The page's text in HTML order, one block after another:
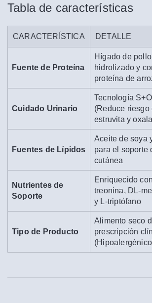
Tabla de características
CARACTERÍSTICA DETALLE
Fuente de Proteína
Hígado de
hidrolizado y
proteína de
Cuidado Urinario
Tecnología
(Reduce
estruvita y
Fuentes de Lípidos
Aceite de soya
para el soporte
cutánea
Nutrientes de
Soporte
Enriquecido
treonina, DL-
y L-triptófano
Tipo de Producto
Alimento seco
prescripción